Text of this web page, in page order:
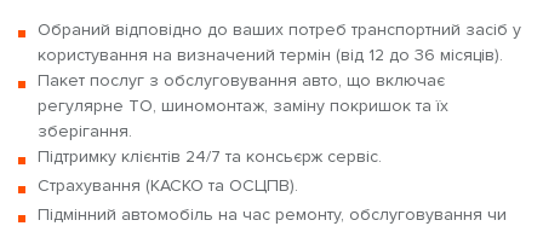
Обраний відповідно до ваших потреб транспортний засіб у
користування на визначений термін (від 12 до 36 місяців).
Пакет послуг з обслуговування авто, що включає
регулярне ТО, шиномонтаж, заміну покришок та їх
зберігання.
Підтримку клієнтів 24/7 та консьєрж сервіс.
Страхування (КАСКО та ОСЦПВ).
Підмінний автомобіль на час ремонту, обслуговування чи